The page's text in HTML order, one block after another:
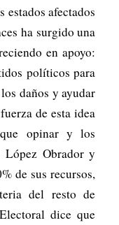
afectados
ha surgido una
en apoyo:
políticos para
daños y ayudar
de esta idea
opinar y los
López Obrador y
de sus recursos,
del resto de
dice que